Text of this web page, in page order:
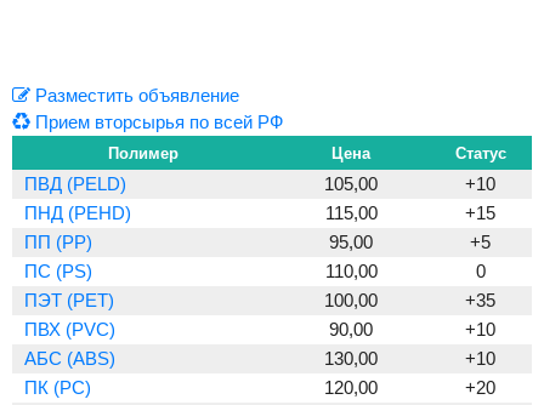
Разместить объявление
Прием вторсырья по всей РФ
Полимер Цена Статус
ПВД (PELD) 105,00
+10
ПНД (PEHD)
115,00
+15
ПП (PP)
95,00
+5
ПС (PS)
110,00
0
ПЭТ (PET)
100,00
+35
ПВХ (PVC)
90,00
+10
АБС (ABS)
130,00
+10
ПК (PC)
120,00
+20